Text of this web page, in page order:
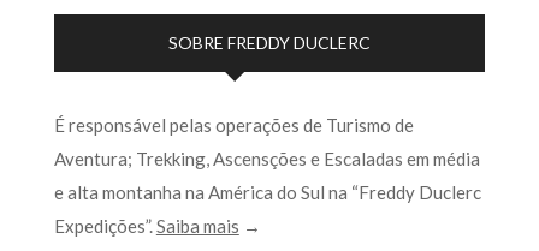
SOBRE FREDDY DUCLERC
É responsável pelas operações de Turismo de
Aventura; Trekking, Ascensções e Escaladas em média
e alta montanha na América do Sul na “Freddy Duclerc
Expedições”.Saiba mais →